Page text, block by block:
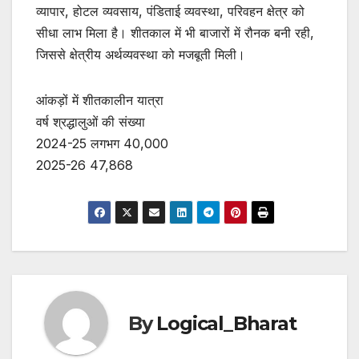
व्यापार, होटल व्यवसाय, पंडिताई व्यवस्था, परिवहन क्षेत्र को
सीधा लाभ मिला है। शीतकाल में भी बाजारों में रौनक बनी रही,
जिससे क्षेत्रीय अर्थव्यवस्था को मजबूती मिली।
आंकड़ों में शीतकालीन यात्रा
वर्ष श्रद्धालुओं की संख्या
2024-25 लगभग 40,000
2025-26 47,868
ByLogical_Bharat